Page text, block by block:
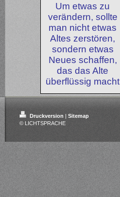
Um etwas zu
verändern, sollte
man nicht etwas
Altes zerstören,
sondern etwas
Neues schaffen,
das das Alte
überflüssig macht
Druckversion
Sitemap
© LICHTSPRACHE